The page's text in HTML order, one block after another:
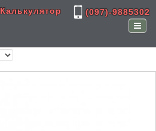
(097)-9885302
Калькулятор